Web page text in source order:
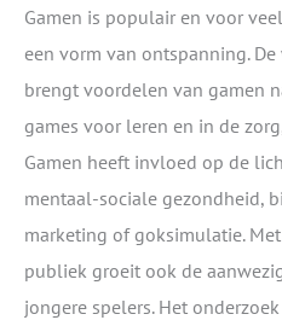
Gamen is populair en voor
een vorm van ontspanning.
brengt voordelen van gamen
games voor leren en in de
Gamen heeft invloed op de
mentaal-sociale gezondheid,
marketing of goksimulatie.
publiek groeit ook de
jongere spelers. Het onderzoek